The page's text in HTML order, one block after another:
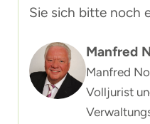
Sie sich bitte noch
Manfred
Manfred
Volljurist